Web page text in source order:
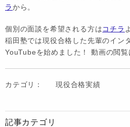
ラから。
個別の面談を希望される方はコチラ
稲田塾では現役合格した先輩のイン
YouTubeを始めました！ 動画の閲覧
カテゴリ： 現役合格実績
記事カテゴリ